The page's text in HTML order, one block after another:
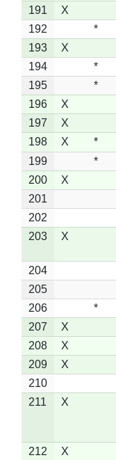
191
X
192
*
193
X
194
*
195
*
196
X
197
X
198
X *
199
*
200
X
201
202
203
X
204
205
206
*
207
X
208
X
209
X
210
211
X
212 X